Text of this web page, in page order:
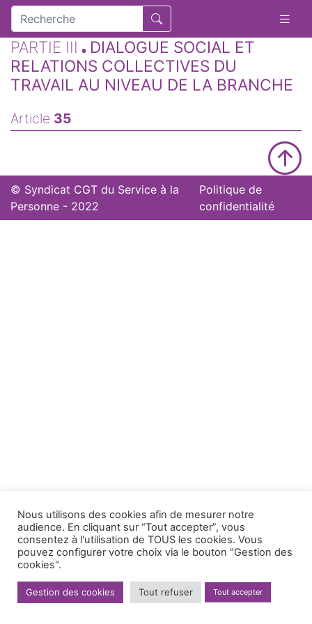
PARTIE III
DIALOGUE SOCIAL ET
RELATIONS COLLECTIVES DU
TRAVAIL AU NIVEAU DE LA BRANCHE
Article 35
© Syndicat CGT du Service à la
Personne - 2022
Politique de
confidentialité
Nous utilisons des cookies afin de mesurer notre
audience. En cliquant sur “Tout accepter”, vous
consentez à l'utilisation de TOUS les cookies. Vous
pouvez configurer votre choix via le bouton "Gestion des
cookies".
Gestion des cookies Tout refuser Tout accepter